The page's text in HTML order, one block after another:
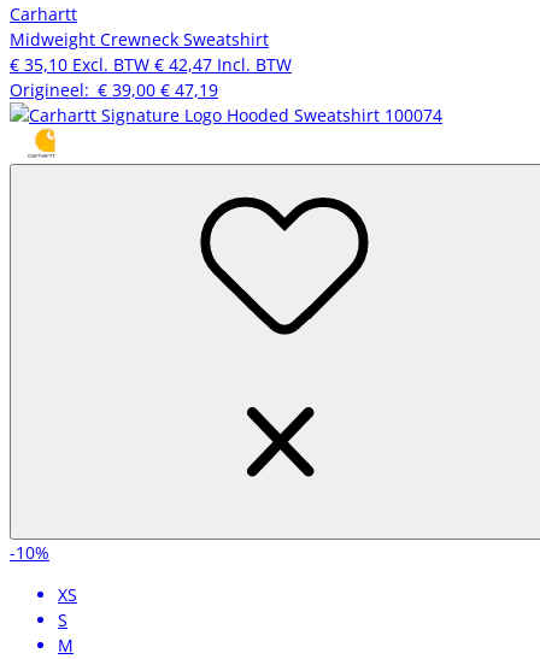
Carhartt
Midweight Crewneck Sweatshirt
€ 35,10 Excl. BTW € 42,47 Incl. BTW
Origineel: € 39,00 € 47,19
-10%
XS
S
M